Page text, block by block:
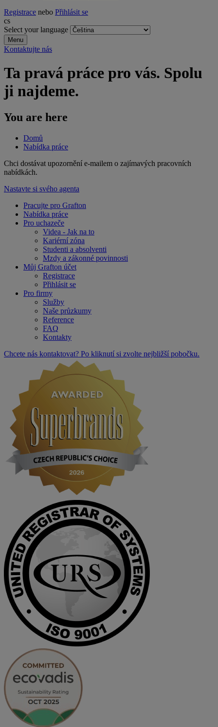
Registrace nebo Přihlásit se
cs
Select your language
Menu
Kontaktujte nás
Ta pravá práce pro vás. Spolu
ji najdeme.
You are here
Domů
Nabídka práce
​Chci dostávat upozornění e-mailem o zajímavých pracovních
nabídkách.
Nastavte si svého agenta
Pracujte pro Grafton
Nabídka práce
Pro uchazeče
Videa - Jak na to
Kariérní zóna
Studenti a absolventi
Mzdy a zákonné povinnosti
Můj Grafton účet
Registrace
Přihlásit se
Pro firmy
Služby
Naše průzkumy
Reference
FAQ
Kontakty
Chcete nás kontaktovat? Po kliknutí si zvolte nejbližší pobočku.